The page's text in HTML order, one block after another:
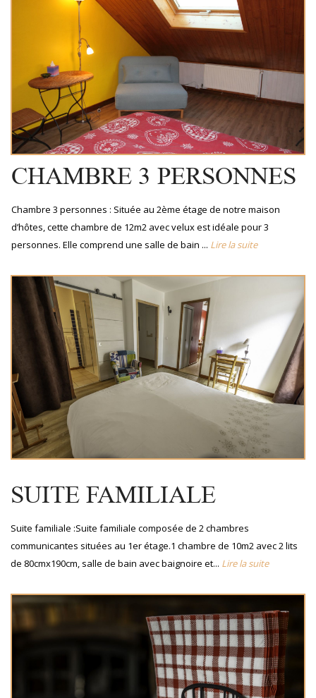
CHAMBRE 3 PERSONNES
Chambre 3 personnes : Située au 2ème étage de notre maison
d’hôtes, cette chambre de 12m2 avec velux est idéale pour 3
personnes. Elle comprend une salle de bain ... Lire la suite
SUITE FAMILIALE
Suite familiale :Suite familiale composée de 2 chambres
communicantes situées au 1er étage.1 chambre de 10m2 avec 2 lits
de 80cmx190cm, salle de bain avec baignoire et... Lire la suite